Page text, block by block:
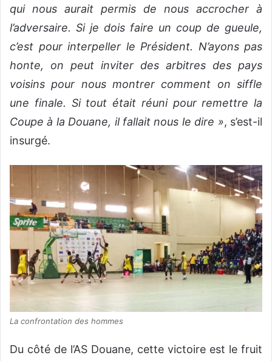
qui nous aurait permis de nous accrocher à
l’adversaire. Si je dois faire un coup de gueule,
c’est pour interpeller le Président. N’ayons pas
honte, on peut inviter des arbitres des pays
voisins pour nous montrer comment on siffle
une finale. Si tout était réuni pour remettre la
Coupe à la Douane, il fallait nous le dire », s’est-il
insurgé.
La confrontation des hommes
Du côté de l’AS Douane, cette victoire est le fruit